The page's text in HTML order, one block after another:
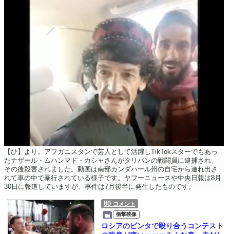
【ひ】より。アフガニスタンで芸人として活躍しTikTokスターでもあっ
たナザール・ムハンマド・カシャさんがタリバンの戦闘員に逮捕され、
その後殺害されました。動画は南部カンダハール州の自宅から連れ出さ
れて車の中で暴行されている様子です。ヤフーニュースや中央日報は8月
30日に報道していますが、事件は7月後半に発生したものです。
80 コメント
衝撃映像
ロシアのビンタで殴り合うコンテスト